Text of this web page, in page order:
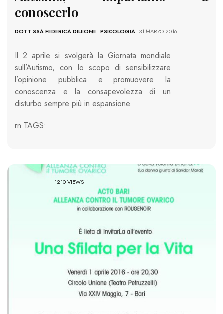
conoscerlo
DOTT.SSA FEDERICA DILEONE-PSICOLOGIA- 31 MARZO 2016
Il 2 aprile si svolgerà la Giornata mondiale
sull’Autismo, con lo scopo di sensibilizzare
l’opinione pubblica e promuovere la
conoscenza e la consapevolezza di un
disturbo sempre più in espansione.
rn TAGS:
1210 VIEWS